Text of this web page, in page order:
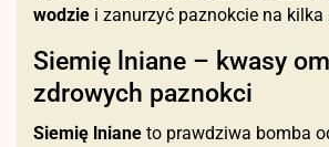
wodzie i zanurzyć paznokcie na kilka
Siemię lniane – kwasy
zdrowych paznokci
Siemię lniane to prawdziwa bomba